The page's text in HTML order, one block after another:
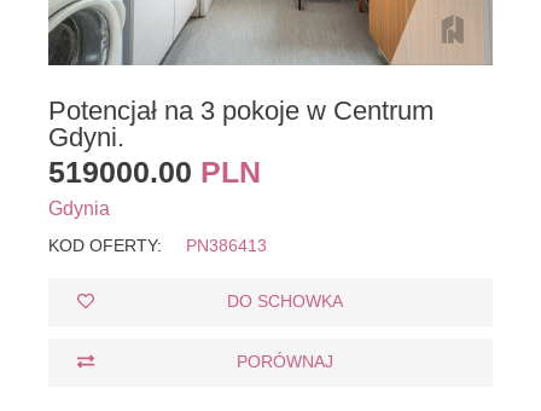
Potencjał na 3 pokoje w Centrum
Gdyni.
519000.00 PLN
Gdynia
KOD OFERTY: PN386413
DO SCHOWKA
PORÓWNAJ